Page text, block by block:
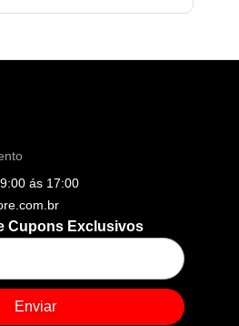
ás 17:00
Cupons Exclusivos
Enviar